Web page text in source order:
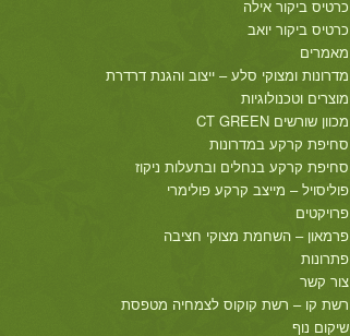
כרטיס ביקור אילה
כרטיס ביקור יואב
מאמרים
מדרונות ומצוקי סלע – ייצוב והגנת דרדרת
מוצרים וטכנולוגיות
מכוון שורשים CT GREEN
סחיפת קרקע במדרונות
סחיפת קרקע בנחלים ובתעלות ניקוז
פוליסויל – מייצב קרקע פולימרי
פרויקטים
פרמאון – השחמת מצוקי חציבה
פתרונות
צור קשר
רשת קו – רשת קוקוס לצמחיה מטפסת
שיקום נוף